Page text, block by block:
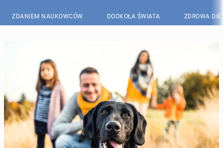
ZDANIEM NAUKOWCÓW DOOKOŁA ŚWIATA ZDROWA